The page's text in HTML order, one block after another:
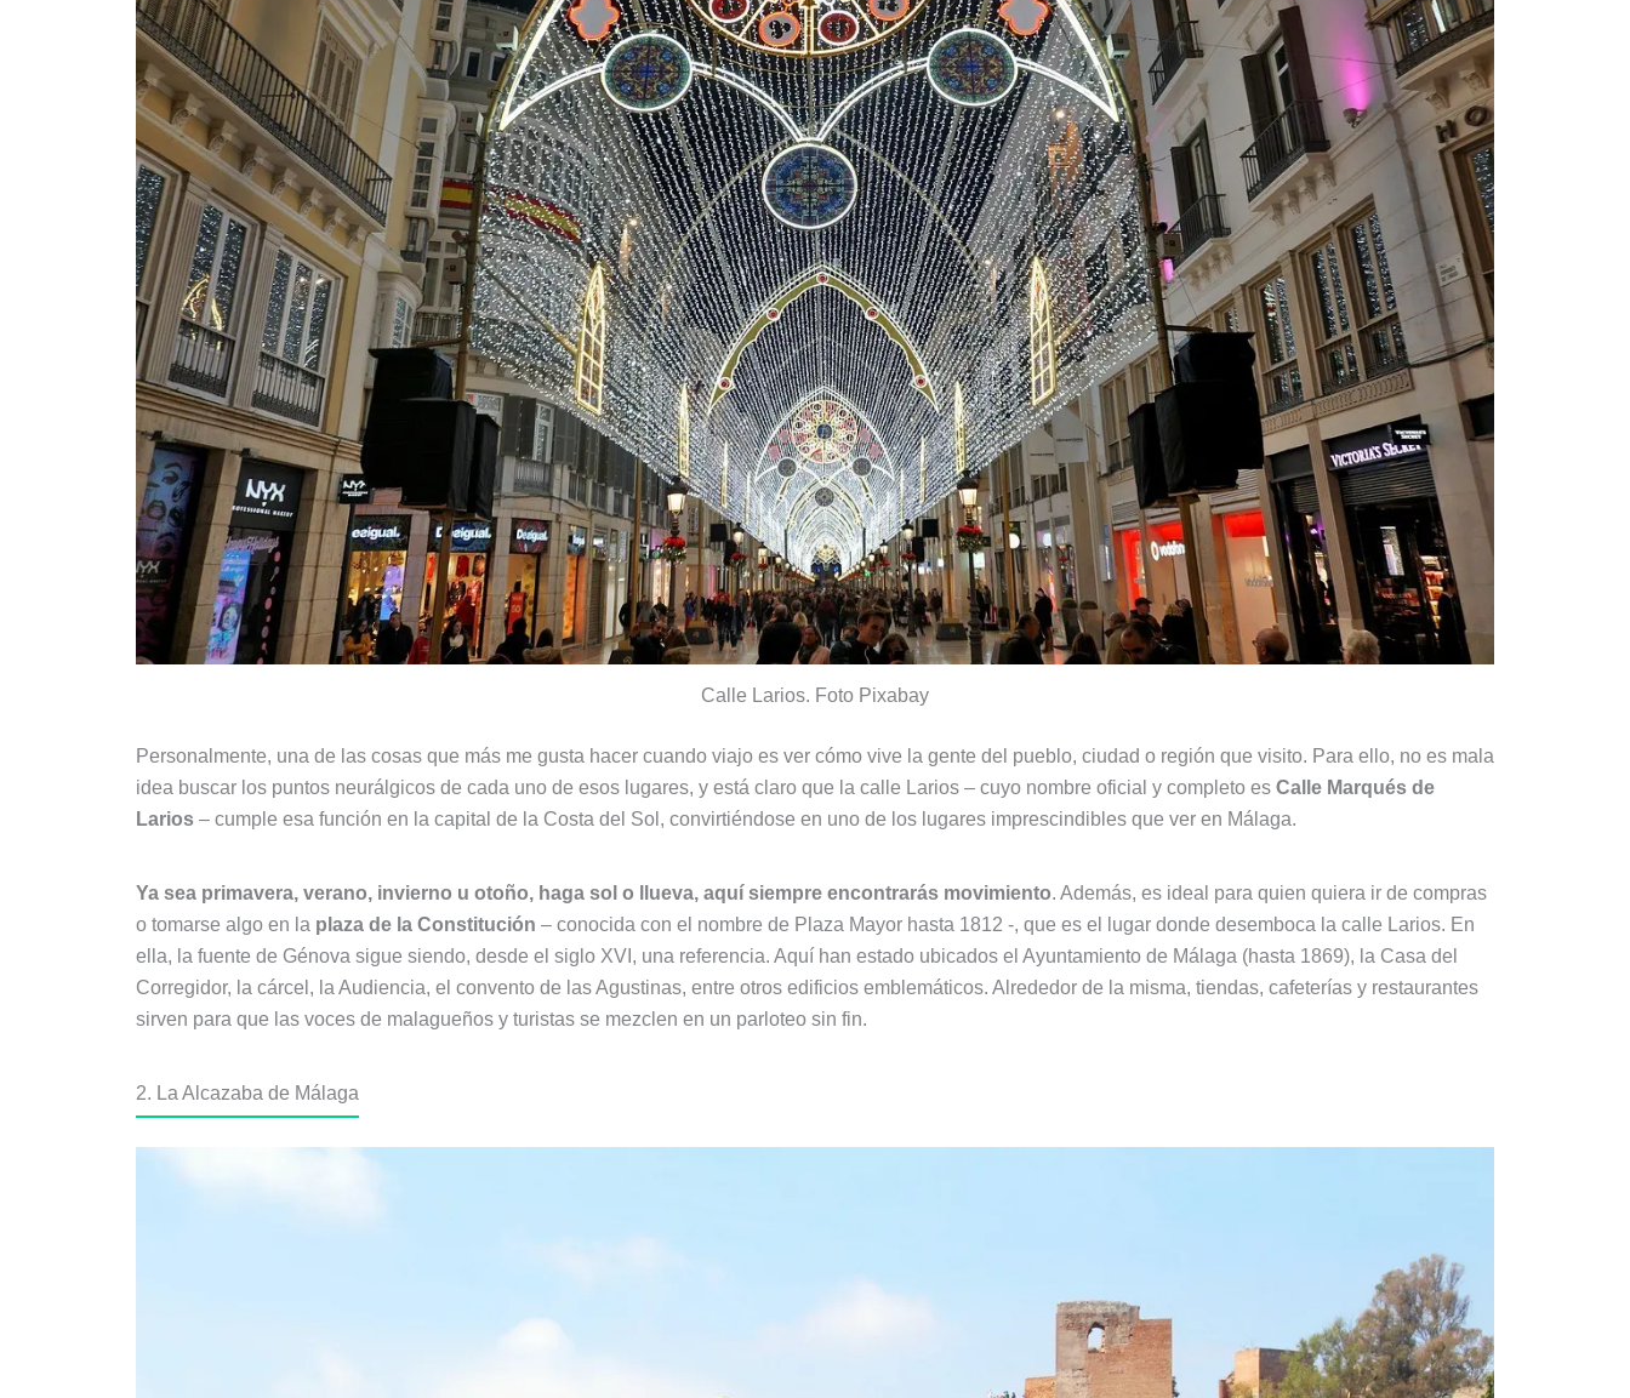
Calle Larios. Foto Pixabay
Personalmente, una de las cosas que más me gusta hacer cuando viajo es ver cómo vive la gente del pueblo, ciudad o región que visito. Para ello, no es mala
idea buscar los puntos neurálgicos de cada uno de esos lugares, y está claro que la calle Larios – cuyo nombre oficial y completo es Calle Marqués de
Larios – cumple esa función en la capital de la Costa del Sol, convirtiéndose en uno de los lugares imprescindibles que ver en Málaga.
Ya sea primavera, verano, invierno u otoño, haga sol o llueva, aquí siempre encontrarás movimiento. Además, es ideal para quien quiera ir de compras
o tomarse algo en la plaza de la Constitución – conocida con el nombre de Plaza Mayor hasta 1812 -, que es el lugar donde desemboca la calle Larios. En
ella, la fuente de Génova sigue siendo, desde el siglo XVI, una referencia. Aquí han estado ubicados el Ayuntamiento de Málaga (hasta 1869), la Casa del
Corregidor, la cárcel, la Audiencia, el convento de las Agustinas, entre otros edificios emblemáticos. Alrededor de la misma, tiendas, cafeterías y restaurantes
sirven para que las voces de malagueños y turistas se mezclen en un parloteo sin fin.
2. La Alcazaba de Málaga